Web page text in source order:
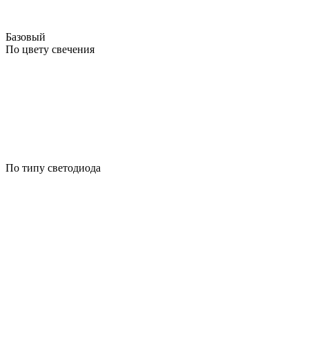
Базовый
По цвету свечения
По типу светодиода